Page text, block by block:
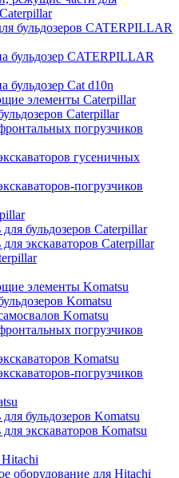
бульдозеров CATERPILLAR
бульдозер CATERPILLAR
бульдозер Сat d10n
элементы Caterpillar
Caterpillar
погрузчиков
гусеничных
погрузчиков
для бульдозеров Caterpillar
для экскаваторов Caterpillar
элементы Komatsu
Komatsu
Komatsu
погрузчиков
Komatsu
погрузчиков
бульдозеров Komatsu
для экскаваторов Komatsu
оборудование для Hitachi